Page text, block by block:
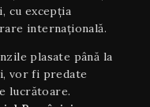
cu excepția
internaţională.
plasate până la
vor fi predate
lucrătoare.